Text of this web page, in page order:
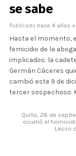
se sabe
Publicado hace 4 años el
Hasta el momento,
femicidio de la
implicados: la
Germán Cáceres
cambió este 9 de
tercer sospechoso.
Quito, 26 de
ocurrió el
Lasso